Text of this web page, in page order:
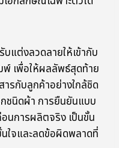
บแต่งลวดลายให้เข้ากับ
พ์ เพื่อให้ผลลัพธ์สุดท้าย
รกับลูกค้าอย่างใกล้ชิด
ชนิดผ้า การยืนยันแบบ
นการผลิตจริง เป็นขั้น
ใจและลดข้อผิดพลาดที่